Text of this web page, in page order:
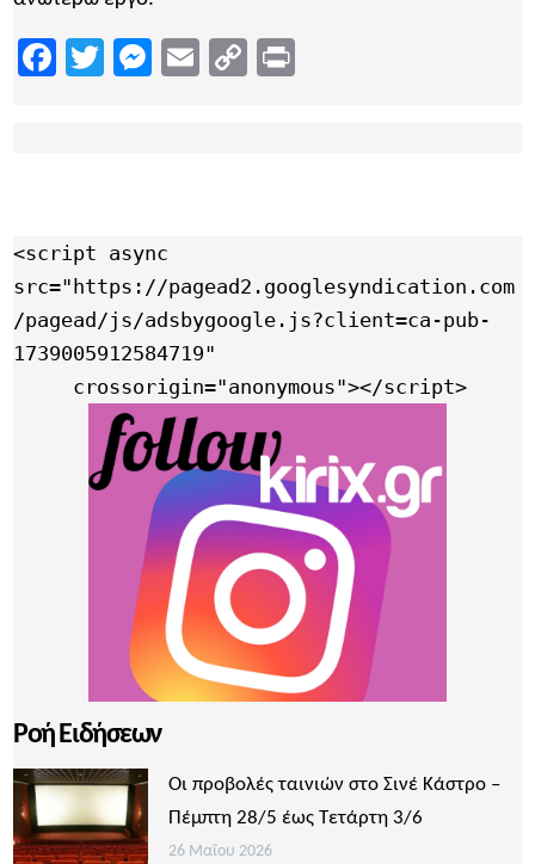
Facebook
TwitterMessenger
EmailCopy
<script async
src="https://pagead2.googlesyndication.com
/pagead/js/adsbygoogle.js?client=ca-pub-
1739005912584719"
     crossorigin="anonymous"></script>
Ροή Ειδήσεων
Οι προβολές ταινιών στο Σινέ Κάστρο –
Πέμπτη 28/5 έως Τετάρτη 3/6
26 Μαΐου 2026